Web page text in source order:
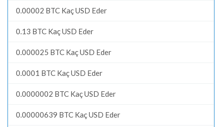
0.00002 BTC Kaç USD Eder
0.13 BTC Kaç USD Eder
0.000025 BTC Kaç USD Eder
0.0001 BTC Kaç USD Eder
0.0000002 BTC Kaç USD Eder
0.00000639 BTC Kaç USD Eder